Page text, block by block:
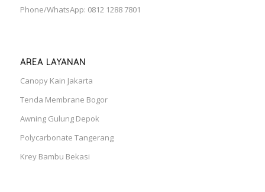
Phone/WhatsApp: 0812 1288 7801
AREA LAYANAN
Canopy Kain Jakarta
Tenda Membrane Bogor
Awning Gulung Depok
Polycarbonate Tangerang
Krey Bambu Bekasi